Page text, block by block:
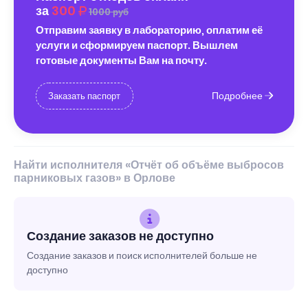
за 300 1000 руб
Отправим заявку в лабораторию, оплатим её
услуги и сформируем паспорт. Вышлем
готовые документы Вам на почту.
Заказать паспорт Подробнее
Найти исполнителя «Отчёт об объёме выбросов
парниковых газов» в Орлове
Создание заказов не доступно
Создание заказов и поиск исполнителей больше не
доступно